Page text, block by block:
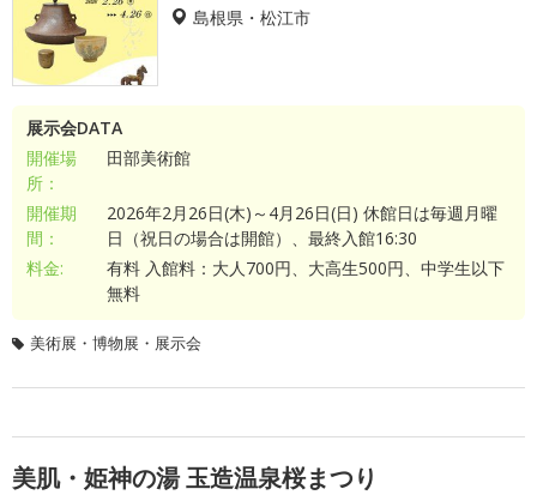
島根県・松江市
展示会DATA
開催場
所：
田部美術館
開催期
間：
2026年2月26日(木)～4月26日(日) 休館日は毎週月曜
日（祝日の場合は開館）、最終入館16:30
料金:
有料 入館料：大人700円、大高生500円、中学生以下
無料
美術展・博物展・展示会
美肌・姫神の湯 玉造温泉桜まつり